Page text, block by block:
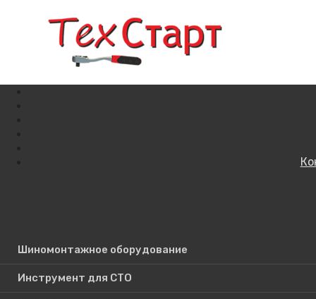
Шиномонтажное оборудование
Инструмент для СТО
Поиск по сайту